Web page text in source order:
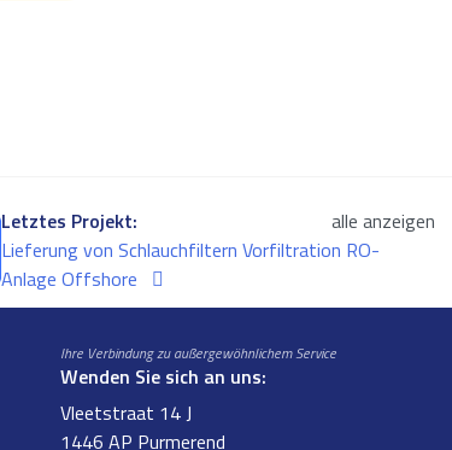
Letztes Projekt:
alle anzeigen
Lieferung von Schlauchfiltern Vorfiltration RO-
Anlage Offshore
Ihre Verbindung zu außergewöhnlichem Service
Wenden Sie sich an uns:
Vleetstraat 14 J
1446 AP Purmerend